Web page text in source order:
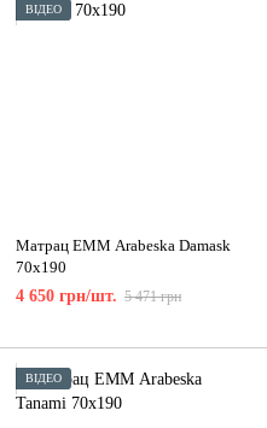
ВІДЕО
Матрац ЕММ Arabeska Damask
70x190
4 650 грн/шт. 5 471 грн
ВІДЕО